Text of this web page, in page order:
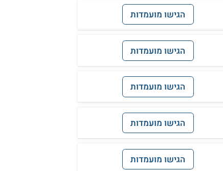
הגישו מועמדות
הגישו מועמדות
הגישו מועמדות
הגישו מועמדות
הגישו מועמדות